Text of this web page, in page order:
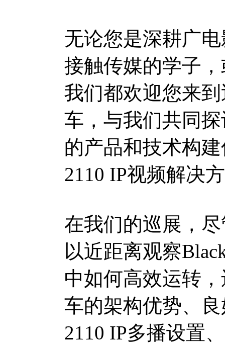
无论您是深耕广
接触传媒的学子
我们都欢迎您来
车，与我们共同探
的产品和技术构
2110 IP视频解决
在我们的巡展，
以近距离观察
中如何高效运转
车的架构优势、
2110 IP多播设置